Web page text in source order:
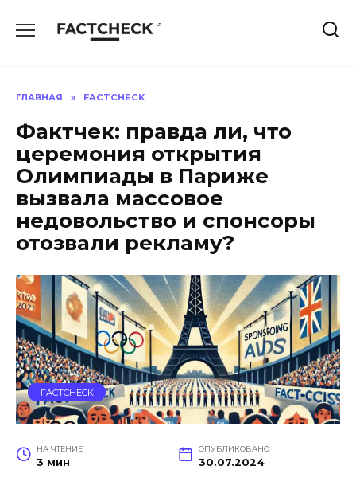
ГЛАВНАЯ » FACTCHECK
Фактчек: правда ли, что
церемония открытия
Олимпиады в Париже
вызвала массовое
недовольство и спонсоры
отозвали рекламу?
FACTCHECK
НА ЧТЕНИЕ
3 мин
ОПУБЛИКОВАНО
30.07.2024